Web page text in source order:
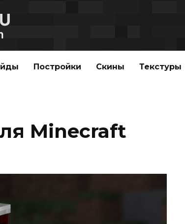
Постройки Скины Текстуры
Minecraft